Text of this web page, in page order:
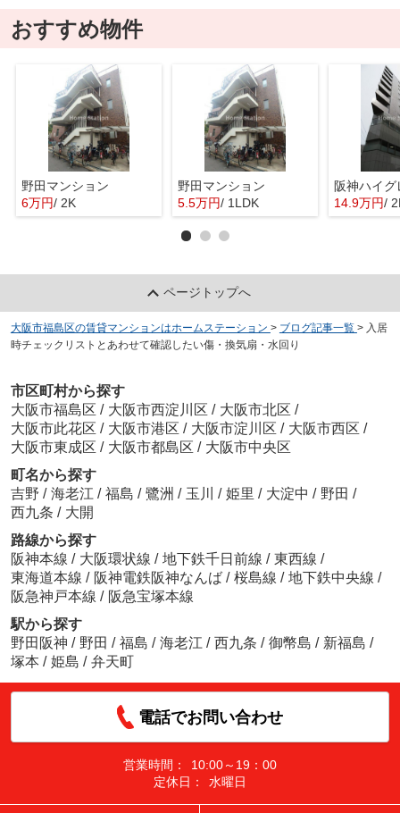
おすすめ物件
野田マンション
6万円/ 2K
野田マンション
5.5万円/ 1LDK 14.9万円/
ページトップへ
大阪市福島区の賃貸マンションはホームステーション > ブログ記事一覧 > 入居
時チェックリストとあわせて確認したい傷・換気扇・水回り
市区町村から探す
大阪市福島区 / 大阪市西淀川区 / 大阪市北区 /
大阪市此花区 / 大阪市港区 / 大阪市淀川区 / 大阪市西区 /
大阪市東成区 / 大阪市都島区 / 大阪市中央区
町名から探す
吉野 / 海老江 / 福島 / 鷺洲 / 玉川 / 姫里 / 大淀中 / 野田 /
西九条 / 大開
路線から探す
阪神本線 / 大阪環状線 / 地下鉄千日前線 / 東西線 /
東海道本線 / 阪神電鉄阪神なんば / 桜島線 / 地下鉄中央線 /
阪急神戸本線 / 阪急宝塚本線
駅から探す
野田阪神 / 野田 / 福島 / 海老江 / 西九条 / 御幣島 / 新福島 /
塚本 / 姫島 / 弁天町
電話でお問い合わせ
営業時間：
10:00～19：00
定休日：
水曜日